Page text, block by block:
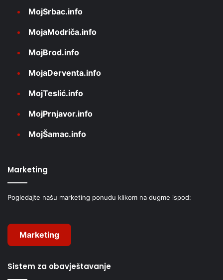
MojSrbac.info
MojaModriča.info
MojBrod.info
MojaDerventa.info
MojTeslić.info
MojPrnjavor.info
MojŠamac.info
Marketing
Pogledajte našu marketing ponudu klikom na dugme ispod:
Marketing
Sistem za obavještavanje